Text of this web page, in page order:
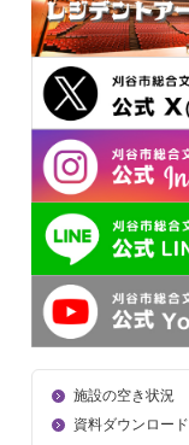
施設の空き状況
資料ダウンロード